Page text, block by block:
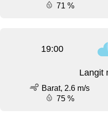
71 %
19:00
Langit
Barat, 2.6 m/s
75 %